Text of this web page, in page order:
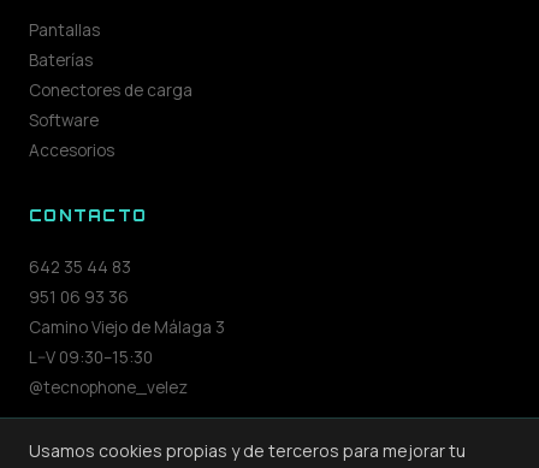
Pantallas
Baterías
Conectores de carga
Software
Accesorios
CONTACTO
642 35 44 83
951 06 93 36
Camino Viejo de Málaga 3
L–V 09:30–15:30
@tecnophone_velez
Usamos cookies propias y de terceros para mejorar tu